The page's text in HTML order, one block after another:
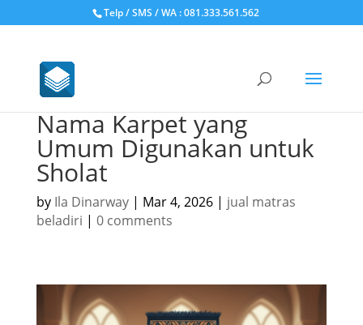
Telp / SMS / WA : 081.333.561.562
Nama Karpet yang
Umum Digunakan untuk
Sholat
by Ila Dinarway| Mar 4, 2026| jual matras
beladiri | 0 comments